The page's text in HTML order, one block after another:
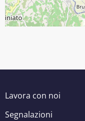
Lavora con noi
Segnalazioni